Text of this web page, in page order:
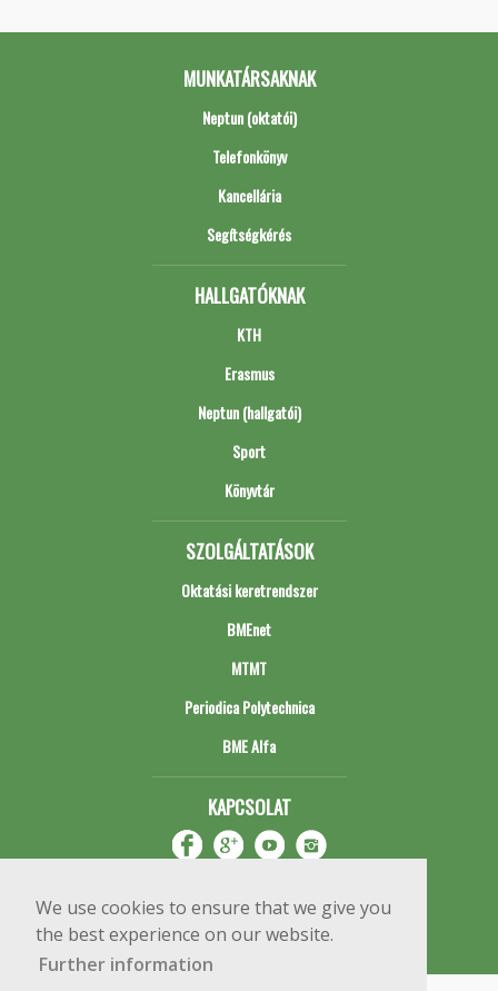
We use cookies to ensure that we give you
the best experience on our website.
Further information
MUNKATÁRSAKNAK
Neptun (oktatói)
Telefonkönyv
Kancellária
Segítségkérés
HALLGATÓKNAK
KTH
Erasmus
Neptun (hallgatói)
Sport
Könyvtár
SZOLGÁLTATÁSOK
Oktatási keretrendszer
BMEnet
MTMT
Periodica Polytechnica
BME Alfa
KAPCSOLAT